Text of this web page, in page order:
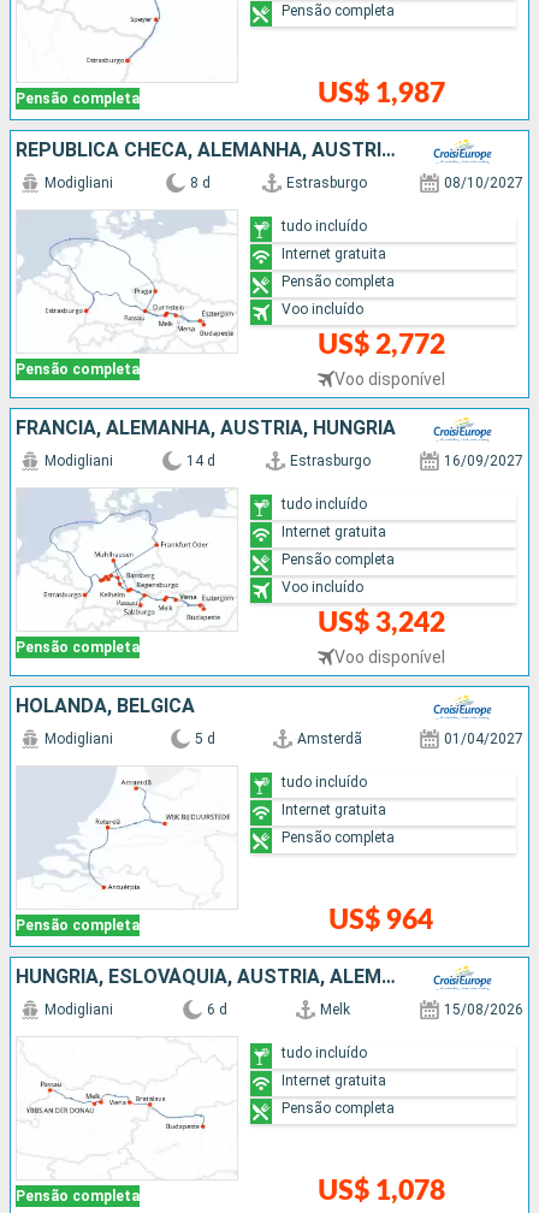
Pensão completa US$ 1,987
Pensão completa
REPUBLICA CHECA, ALEMANHA, AUSTRIA, HUNGRIA, FRANCIA
Pensão completa
Modigliani 8 d Estrasburgo 08/10/2027
US$ 2,772
Voo disponível
tudo incluído
Internet gratuita
Pensão completa
Voo incluído
FRANCIA, ALEMANHA, AUSTRIA, HUNGRIA
Pensão completa
Modigliani 14 d Estrasburgo 16/09/2027
US$ 3,242
Voo disponível
tudo incluído
Internet gratuita
Pensão completa
Voo incluído
HOLANDA, BÉLGICA
Pensão completa
Modigliani 5 d Amsterdã 01/04/2027
US$ 964
tudo incluído
Internet gratuita
Pensão completa
HUNGRIA, ESLOVÁQUIA, AUSTRIA, ALEMANHA
Pensão completa
Modigliani 6 d Melk 15/08/2026
US$ 1,078
tudo incluído
Internet gratuita
Pensão completa